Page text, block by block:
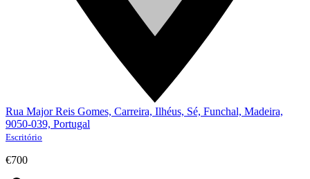
Rua Major Reis Gomes, Carreira, Ilhéus, Sé, Funchal, Madeira,
9050-039, Portugal
Escritório
€700